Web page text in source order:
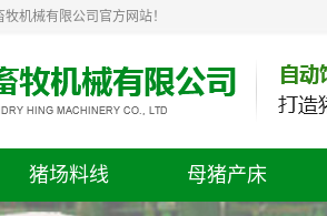
机械有限公司官方网站！
猪场料线 母猪产床